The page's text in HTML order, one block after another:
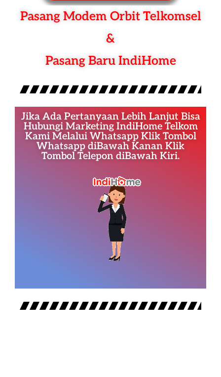
Pasang Modem Orbit Telkomsel
&
Pasang Baru IndiHome
Jika Ada Pertanyaan Lebih Lanjut Bisa
Hubungi Marketing IndiHome Telkom
Kami Melalui Whatsapp Klik Tombol
Whatsapp diBawah Kanan Klik
Tombol Telepon diBawah Kiri.